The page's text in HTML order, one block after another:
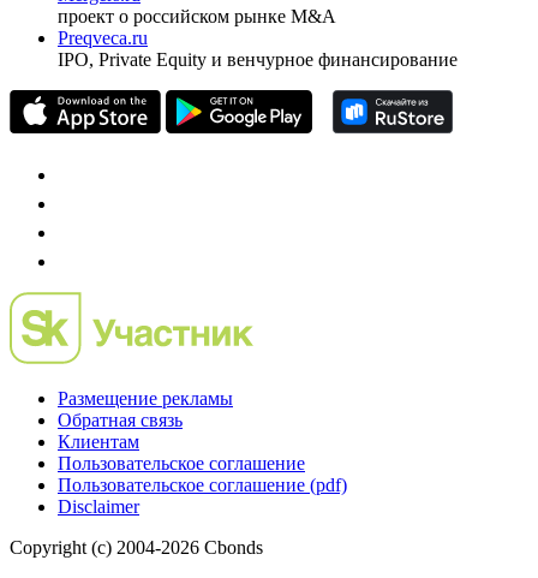
Investfunds
универсальный ресурс по фондовому рынку для
частного инвестора России
проект о российском рынке M&A
Preqveca.ru
Размещение рекламы
Обратная связь
Пользовательское соглашение